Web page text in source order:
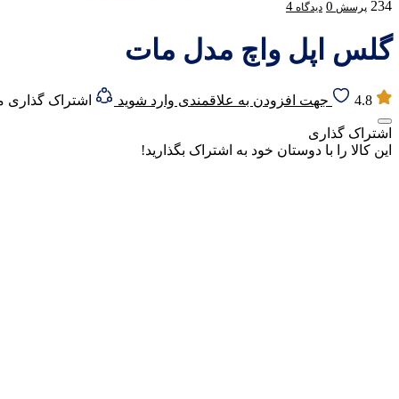
234 پرسش 0 دیدگاه 4
گلس اپل واچ مدل مات
4.8 جهت افزودن به علاقمندی وارد شوید اشتراک
اشتراک گذاری
این کالا را با دوستان خود به اشتراک بگذارید!